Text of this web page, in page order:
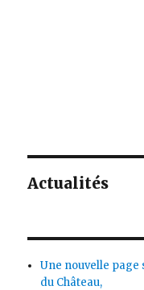
Actualités
Une nouvelle page
du Château,